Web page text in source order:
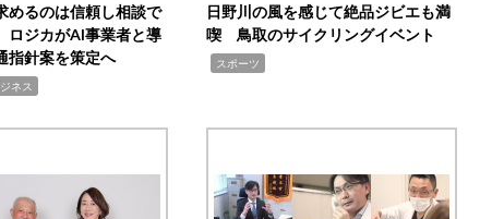
めるのは信頼し相談で
ジカがAI事業者と導
指針案を策定へ
ネス
日野川の風を感じて絶品ジビエも満
喫 鳥取のサイクリングイベント
スポーツ